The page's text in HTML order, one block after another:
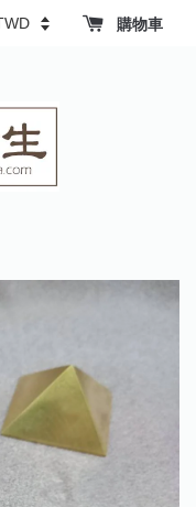
購物車